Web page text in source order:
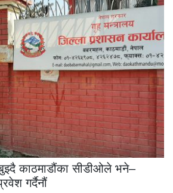
काठमाडौंका सीडीओले भने–
गर्दैनौं